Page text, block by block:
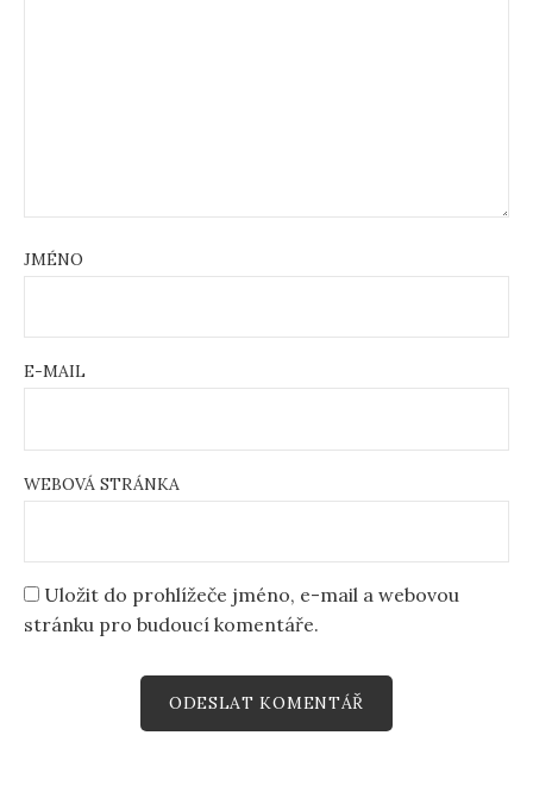
JMÉNO
E-MAIL
WEBOVÁ STRÁNKA
Uložit do prohlížeče jméno, e-mail a webovou
stránku pro budoucí komentáře.